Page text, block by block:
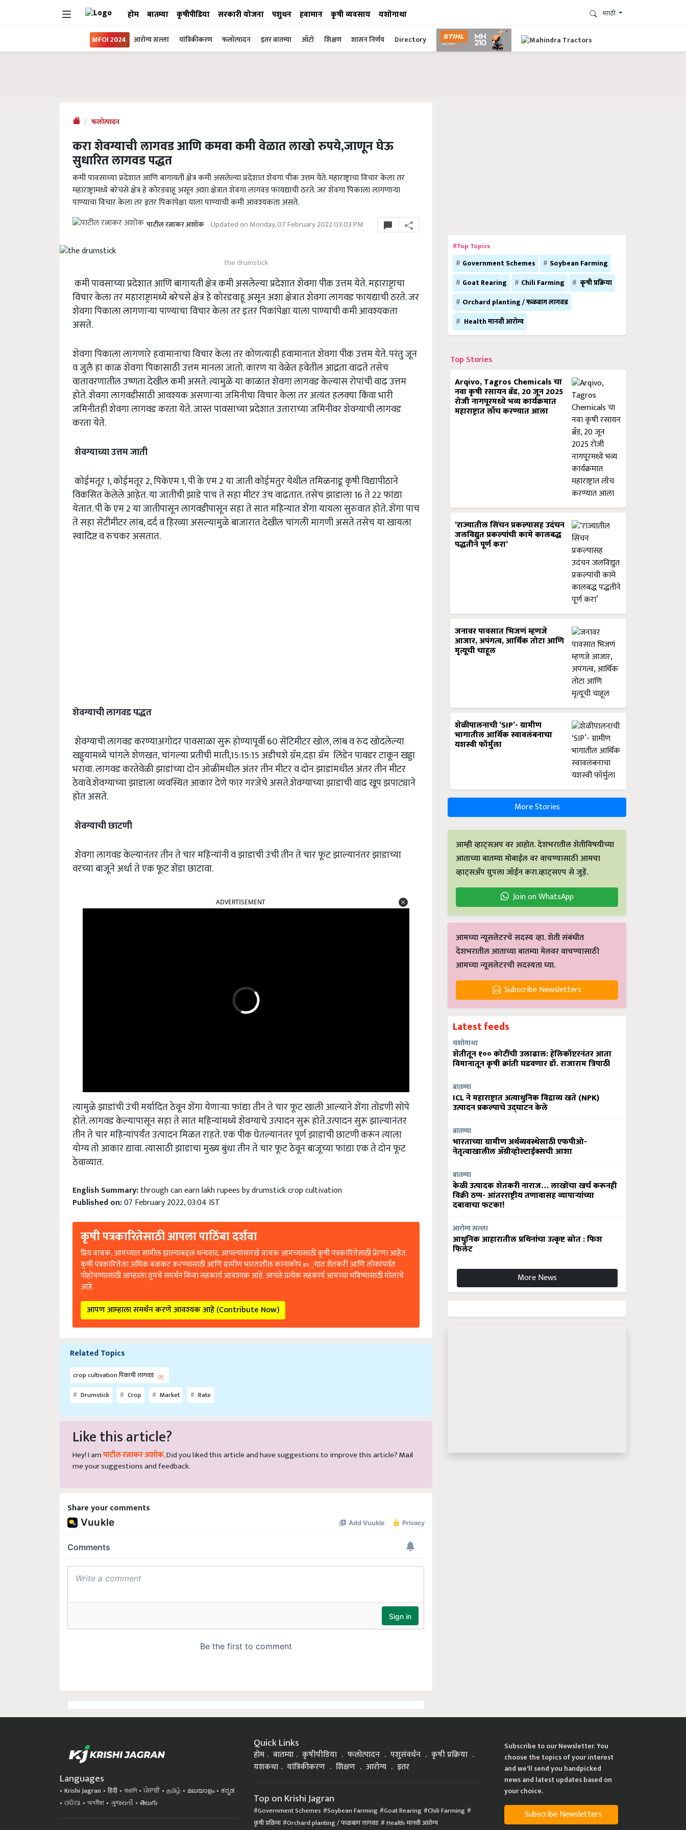
होम बातम्या कृषीपीडिया सरकारी योजना पशुधन हवामान कृषी व्यवसाय यशोगाथा मराठी
MFOI 2024 आरोग्य सल्ला यांत्रिकीकरण फलोत्पादन इतर बातम्या ऑटो शिक्षण शासन निर्णय Directory
फलोत्पादन
करा शेवग्याची लागवड आणि कमवा कमी वेळात लाखो रुपये,जाणून घेऊ
सुधारित लागवड पद्धत
कमी पावसाच्या प्रदेशात आणि बागायती क्षेत्र कमी असलेल्या प्रदेशात शेवगा पीक उत्तम येते. महाराष्ट्राचा विचार केला तर
महाराष्ट्रामध्ये बरेचसे क्षेत्र हे कोरडवाहू असून अशा क्षेत्रात शेवगा लागवड फायद्याची ठरते. जर शेवगा पिकाला लागणाऱ्या
पाण्याचा विचार केला तर इतर पिकांपेक्षा याला पाण्याची कमी आवश्यकता असते.
पाटील रत्नाकर अशोक Updated on Monday, 07 February 2022 03:03 PM
the drumstick
कमी पावसाच्या प्रदेशात आणि बागायती क्षेत्र कमी असलेल्या प्रदेशात शेवगा पीक उत्तम येते. महाराष्ट्राचा
विचार केला तर महाराष्ट्रामध्ये बरेचसे क्षेत्र हे कोरडवाहू असून अशा क्षेत्रात शेवगा लागवड फायद्याची ठरते. जर
शेवगा पिकाला लागणाऱ्या पाण्याचा विचार केला तर इतर पिकांपेक्षा याला पाण्याची कमी आवश्यकता
असते.
शेवगा पिकाला लागणारे हवामानाचा विचार केला तर कोणत्याही हवामानात शेवगा पीक उत्तम येते. परंतु जून
व जुलै हा काळ शेवगा पिकासाठी उत्तम मानला जातो. कारण या वेळेत हवेतील आद्रता वाढते तसेच
वातावरणातील उष्णता देखील कमी असते. त्यामुळे या काळात शेवगा लागवड केल्यास रोपांची वाढ उत्तम
होते. शेवगा लागवडीसाठी आवश्यक असणार्‍या जमिनीचा विचार केला तर अत्यंत हलक्‍या किंवा भारी
जमिनीतही शेवगा लागवड करता येते. जास्त पावसाच्या प्रदेशात उताराच्या जमिनीवर शेवग्याची लागवड
करता येते.
शेवग्याच्या उत्तम जाती
कोईमतूर 1, कोईमतूर 2, पिकेएम 1, पी के एम 2 या जाती कोईमतुर येथील तमिळनाडू कृषी विद्यापीठाने
विकसित केलेले आहेत. या जातीची झाडे पाच ते सहा मीटर उंच वाढतात. तसेच झाडाला 16 ते 22 फांद्या
येतात. पी के एम 2 या जातीपासून लागवडीपासून सहा ते सात महिन्यात शेंगा यायला सुरुवात होते. शेंगा पाच
ते सहा सेंटीमीटर लांब, दर्द व हिरव्या असल्यामुळे बाजारात देखील चांगली मागणी असते तसेच या खायला
स्वादिष्ट व रुचकर असतात.
शेवग्याची लागवड पद्धत
शेवग्याची लागवड करण्याअगोदर पावसाळा सुरू होण्यापूर्वी 60 सेंटिमीटर खोल, लांब व रुंद खोदलेल्या
खड्ड्यामध्ये चांगले शेणखत, चांगल्या प्रतीची माती,15:15:15 अडीचशे ग्रॅम,दहा ग्रॅम लिंडेन पावडर टाकून खड्डा
भरावा. लागवड करतेवेळी झाडांच्या दोन ओळींमधील अंतर तीन मीटर व दोन झाडांमधील अंतर तीन मीटर
ठेवावे.शेवग्याच्या झाडाला व्यवस्थित आकार देणे फार गरजेचे असते.शेवग्याच्या झाडाची वाढ खूप झपाट्याने
होत असते.
शेवग्याची छाटणी
शेवगा लागवड केल्यानंतर तीन ते चार महिन्यांनी व झाडाची उंची तीन ते चार फूट झाल्यानंतर झाडाच्या
वरच्या बाजूने अर्धा ते एक फूट शेंडा छाटावा.
त्यामुळे झाडांची उंची मर्यादित ठेवून शेंगा येणाऱ्या फांद्या तीन ते चार फूट खाली आल्याने शेंगा तोडणी सोपे
होते. लागवड केल्यापासून सहा ते सात महिन्यांमध्ये शेवग्याचे उत्पादन सुरू होते.उत्पादन सुरू झाल्यानंतर
तीन ते चार महिन्यांपर्यंत उत्पादन मिळत राहते. एक पीक घेतल्यानंतर पूर्ण झाडाची छाटणी करून त्याला
योग्य तो आकार द्यावा. त्यासाठी झाडाचा मुख्य बुंधा तीन ते चार फूट ठेवून बाजूच्या फांद्या एक ते दोन फूट
ठेवाव्यात.
English Summary: through can earn lakh rupees by drumstick crop cultivation
Published on:07 February 2022, 03:04 IST
कृषी पत्रकारितेसाठी आपला पाठिंबा दर्शवा
प्रिय वाचक, आमच्यात सामील झाल्याबद्दल धन्यवाद. आपल्यासारखे वाचक आमच्यासाठी कृषी पत्रकारितेसाठी प्रेरणा आहेत.
कृषी पत्रकारितेला अधिक बळकट करण्यासाठी आणि ग्रामीण भारतातील कानाकोप in्यात शेतकरी आणि लोकांपर्यंत
पोहोचण्यासाठी आम्हाला तुमचे समर्थन किंवा सहकार्य आवश्यक आहे. आपले प्रत्येक सहकार्य आमच्या भविष्यासाठी मोलाचे
आहे.
आपण आम्हाला समर्थन करणे आवश्यक आहे (Contribute Now)
Related Topics
crop cultivation पिकाची लागवड
Drumstick
Crop Market Rate
Like this article?
Hey! I am पाटील रत्नाकर अशोक . Did you liked this article and have suggestions to improve this article? Mail
me your suggestions and feedback.
Share your comments
#Top Topics
Government Schemes
Soybean Farming
Goat Rearing
Chili Farming
कृषी प्रक्रिया
Orchard planting / फळबाग लागवड
Health मानवी आरोग्य
Top Stories
Arqivo, Tagros Chemicals चा
नवा कृषी रसायन ब्रँड, 20 जून 2025
रोजी नागपूरमध्ये भव्य कार्यक्रमात
महाराष्ट्रात लाँच करण्यात आला
‘राज्यातील सिंचन प्रकल्पासह उदंचन
जलविद्युत प्रकल्पांची कामे कालबद्ध
पद्धतीने पूर्ण करा’
जनावर पावसात भिजणं म्हणजे
आजार, अपंगत्व, आर्थिक तोटा आणि
मृत्यूची चाहूल
शेळीपालनाची ‘SIP’- ग्रामीण
भागातील आर्थिक स्वावलंबनाचा
यशस्वी फॉर्मुला
More Stories
आम्ही व्हाट्सअप वर आहोत. देशभरातील शेतीविषयीच्या
आताच्या बातम्या मोबाईल वर वाचण्यासाठी आमचा
व्हाट्सअँप ग्रुपला जॉईन करा.व्हाट्सएप से जुड़ें.
Join on WhatsApp
आमच्या न्यूसलेटरचे सदस्य व्हा. शेती संबंधीत
देशभरातील आताच्या बातम्या मेलवर वाचण्यासाठी
आमच्या न्यूसलेटरची सदस्यता घ्या.
Subscribe Newsletters
Latest feeds
यशोगाथा
शेतीतून १०० कोटींची उलाढाल: हेलिकॉप्टरनंतर आता
विमानातून कृषी क्रांती घडवणार डॉ. राजाराम त्रिपाठी
बातम्या
ICL ने महाराष्ट्रात अत्याधुनिक विद्राव्य खते (NPK)
उत्पादन प्रकल्पाचे उद्घाटन केले
बातम्या
भारताच्या ग्रामीण अर्थव्यवस्थेसाठी एफपीओ-
नेतृत्वाखालील अ‍ॅग्रीव्होल्टाईक्सची आशा
बातम्या
केळी उत्पादक शेतकरी नाराज… लाखोंचा खर्च करूनही
विक्री ठप्प- आंतरराष्ट्रीय तणावासह व्यापाऱ्यांच्या
दबावाचा फटका!
आरोग्य सल्ला
आधुनिक आहारातील प्रथिनांचा उत्कृष्ट स्रोत : फिश
फिलेट
More News
Languages
Krishi Jagran हिंदी বাঙালি ਪੰਜਾਬੀ தமிழ் മലയാളം
ಕನ್ನಡ
ଓଡିଆ
অসমীয়া ગુજરાતી తెలుగు
Quick Links
होम बातम्या कृषीपीडिया फलोत्पादन पशुसंवर्धन
कृषी प्रक्रिया
यशकथा
यांत्रिकीकरण शिक्षण आरोग्य इतर
Top on Krishi Jagran
Government Schemes Soybean Farming Goat Rearing
Chili Farming
कृषी प्रक्रिया
Orchard planting / फळबाग लागवड Health मानवी आरोग्य
Subscribe to our Newsletter. You
choose the topics of your interest
and we'll send you handpicked
news and latest updates based on
your choice.
Subscribe Newsletters